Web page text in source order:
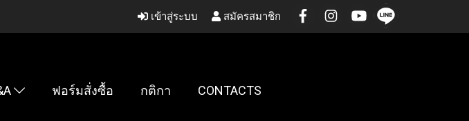
เข้าสู่ระบบ สมัครสมาชิก
ฟอร์มสั่งซื้อ กติกา CONTACTS